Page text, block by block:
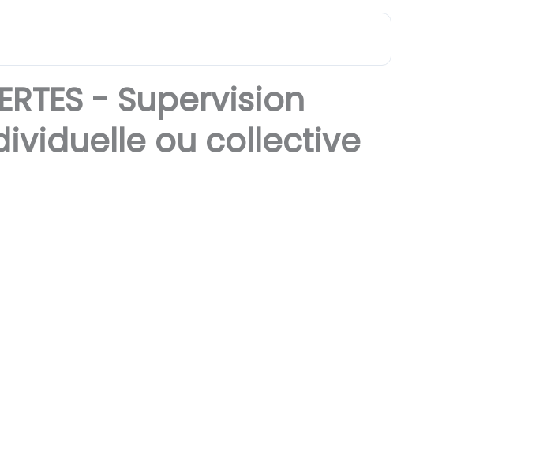
- Supervision
ou collective